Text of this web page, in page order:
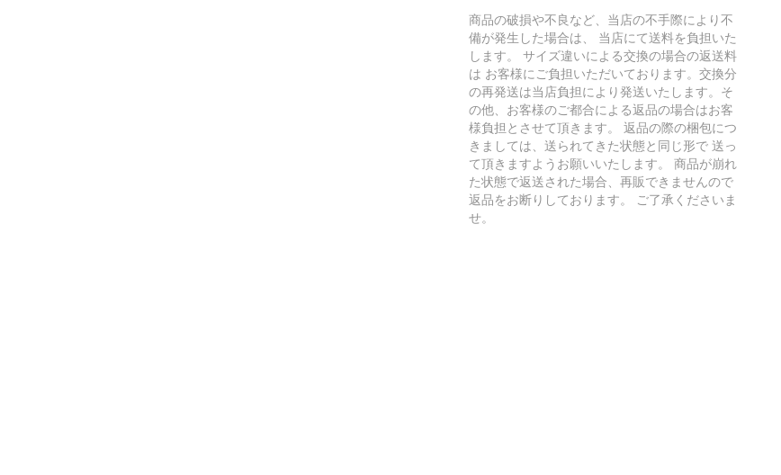
商品の破損や不良など、当店の不手際により不
備が発生した場合は、 当店にて送料を負担いた
します。 サイズ違いによる交換の場合の返送料
は お客様にご負担いただいております。交換分
の再発送は当店負担により発送いたします。そ
の他、お客様のご都合による返品の場合はお客
様負担とさせて頂きます。 返品の際の梱包につ
きましては、送られてきた状態と同じ形で 送っ
て頂きますようお願いいたします。 商品が崩れ
た状態で返送された場合、再販できませんので
返品をお断りしております。 ご了承くださいま
せ。